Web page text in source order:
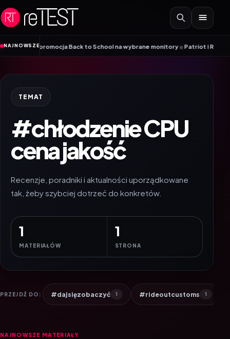
Przejdź do treści
NAJNOWSZE
– promocja Back to School na wybrane monitory•Patriot i ROG łączą
TEMAT
#chłodzenie CPU
cena jakość
Recenzje, poradniki i aktualności uporządkowane
tak, żeby szybciej dotrzeć do konkretów.
1
MATERIAŁÓW
1
STRONA
PRZEJDŹ DO: #dajsięzobaczyć 1 #rideoutcustoms 1
NAJNOWSZE MATERIAŁY